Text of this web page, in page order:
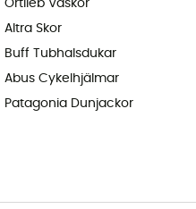
Ortlieb Väskor
Altra Skor
Buff Tubhalsdukar
Abus Cykelhjälmar
Patagonia Dunjackor